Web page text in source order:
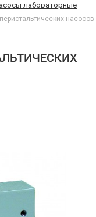
лабораторные
насосов